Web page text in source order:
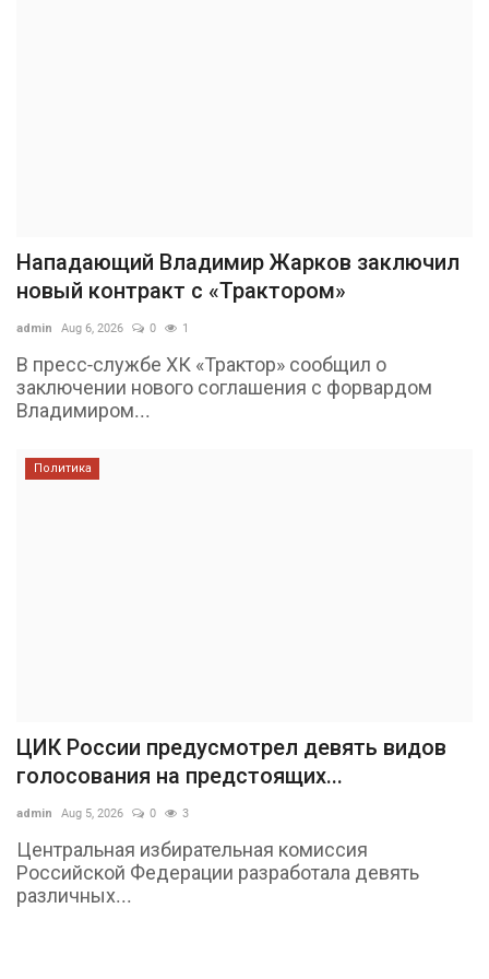
Нападающий Владимир Жарков заключил
новый контракт с «Трактором»
admin Aug 6, 2026 0 1
В пресс-службе ХК «Трактор» сообщил о
заключении нового соглашения с форвардом
Владимиром...
Политика
ЦИК России предусмотрел девять видов
голосования на предстоящих...
admin Aug 5, 2026 0 3
Центральная избирательная комиссия
Российской Федерации разработала девять
различных...